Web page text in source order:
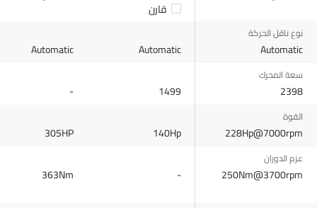
قارن
نوع ناقل الحركة
Automatic
Automatic
Automatic
سعة المحرك
2398
1499
-
القوة
228Hp@7000rpm
140Hp
305HP
عزم الدوران
250Nm@3700rpm
-
363Nm